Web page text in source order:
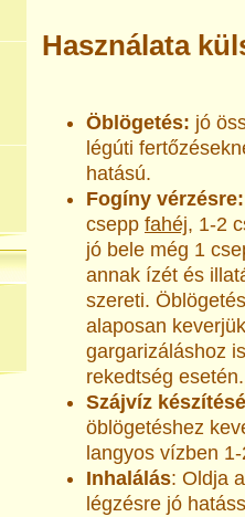
Használata
Öblögetés: jó
légúti
hatású.
Fogíny vérzésre:
csepp fahéj, 1-2
jó bele még 1
annak ízét és
szereti.
alaposan
gargarizáláshoz
rekedtség esetén.
Szájvíz
öblögetéshez
langyos vízben
Inhalálás: Oldja
légzésre jó